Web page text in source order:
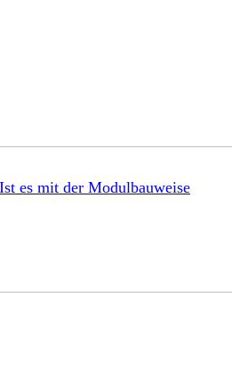
es mit der Modulbauweise